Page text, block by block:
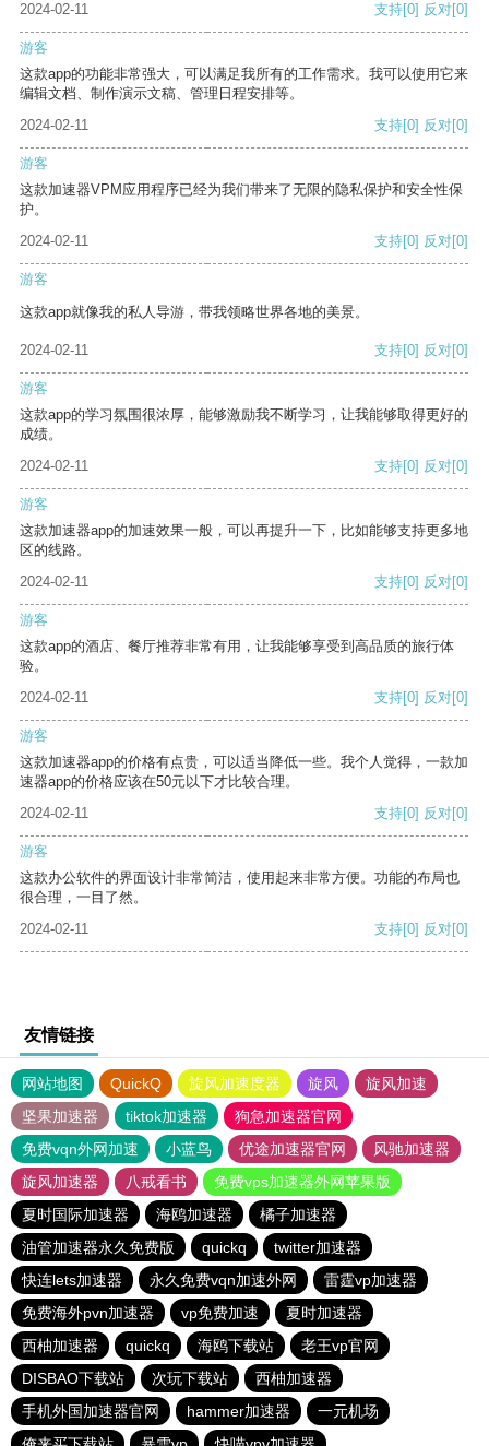
2024-02-11 支持[0] 反对[0]
游客
这款app的功能非常强大，可以满足我所有的工作需求。我可以使用它来
编辑文档、制作演示文稿、管理日程安排等。
2024-02-11
支持[0] 反对[0]
游客
这款加速器VPM应用程序已经为我们带来了无限的隐私保护和安全性保
护。
2024-02-11
支持[0] 反对[0]
游客
这款app就像我的私人导游，带我领略世界各地的美景。
2024-02-11 支持[0] 反对[0]
游客
这款app的学习氛围很浓厚，能够激励我不断学习，让我能够取得更好的
成绩。
2024-02-11
支持[0] 反对[0]
游客
这款加速器app的加速效果一般，可以再提升一下，比如能够支持更多地
区的线路。
2024-02-11
支持[0] 反对[0]
游客
这款app的酒店、餐厅推荐非常有用，让我能够享受到高品质的旅行体
验。
2024-02-11
支持[0] 反对[0]
游客
这款加速器app的价格有点贵，可以适当降低一些。我个人觉得，一款加
速器app的价格应该在50元以下才比较合理。
2024-02-11
支持[0] 反对[0]
游客
这款办公软件的界面设计非常简洁，使用起来非常方便。功能的布局也
很合理，一目了然。
2024-02-11
支持[0] 反对[0]
友情链接
网站地图 QuickQ 旋风加速度器 旋风
旋风加速
坚果加速器
tiktok加速器
狗急加速器官网
免费vqn外网加速
小蓝鸟 优途加速器官网
风驰加速器
旋风加速器
八戒看书
免费vps加速器外网苹果版
夏时国际加速器
海鸥加速器
橘子加速器
油管加速器永久免费版
quickq
twitter加速器
快连lets加速器
永久免费vqn加速外网
雷霆vp加速器
免费海外pvn加速器
vp免费加速
夏时加速器
西柚加速器
quickq 海鸥下载站
老王vp官网
DISBAO下载站
次玩下载站
西柚加速器
手机外国加速器官网
hammer加速器
一元机场